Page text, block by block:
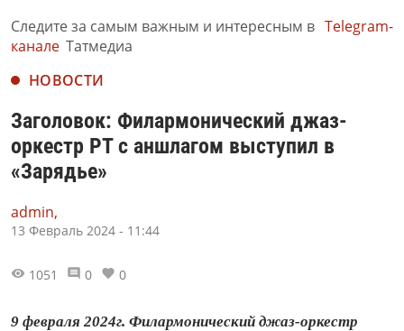
Следите за самым важным и интересным в Telegram-
канале Татмедиа
НОВОСТИ
Заголовок: Филармонический джаз-
оркестр РТ с аншлагом выступил в
«Зарядье»
admin,
13 Февраль 2024 - 11:44
1051 0 0
9 февраля 2024г. Филармонический джаз-оркестр